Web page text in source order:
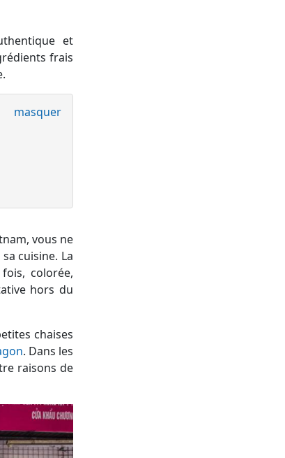
et
frais
masquer
vous ne
cuisine. La
colorée,
hors du
chaises
. Dans les
raisons de